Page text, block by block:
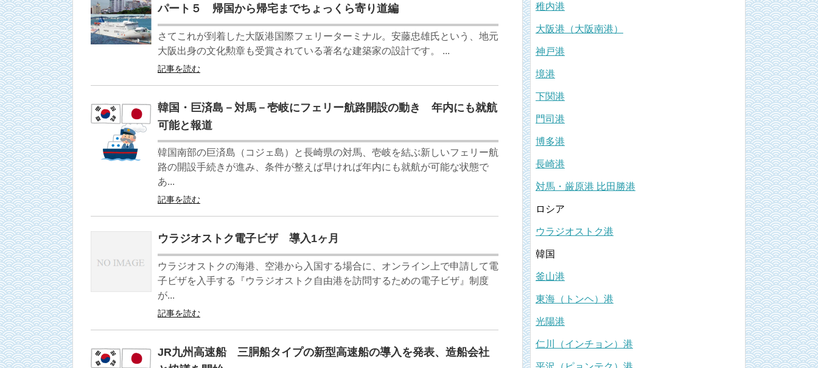
パート５ 帰国から帰宅までちょっくら寄り道編
さてこれが到着した大阪港国際フェリーターミナル。安藤忠雄氏という、地元
大阪出身の文化勲章も受賞されている著名な建築家の設計です。 ...
記事を読む
韓国・巨済島－対馬－壱岐にフェリー航路開設の動き 年内にも就航
可能と報道
韓国南部の巨済島（コジェ島）と長崎県の対馬、壱岐を結ぶ新しいフェリー航
路の開設手続きが進み、条件が整えば早ければ年内にも就航が可能な状態で
あ...
記事を読む
ウラジオストク電子ビザ 導入1ヶ月
ウラジオストクの海港、空港から入国する場合に、オンライン上で申請して電
子ビザを入手する『ウラジオストク自由港を訪問するための電子ビザ』制度
が...
記事を読む
JR九州高速船 三胴船タイプの新型高速船の導入を発表、造船会社
稚内港
大阪港（大阪南港）
神戸港
境港
下関港
門司港
博多港
長崎港
対馬・厳原港 比田勝港
ロシア
ウラジオストク港
韓国
釜山港
東海（トンヘ）港
光陽港
仁川（インチョン）港